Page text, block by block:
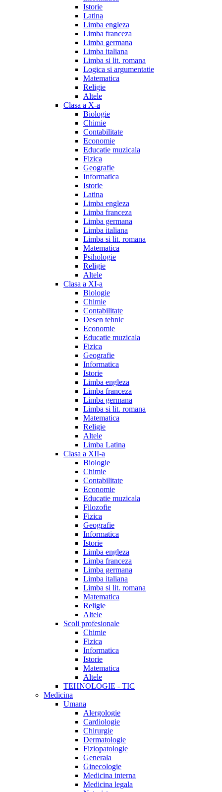
Istorie
Latina
Limba engleza
Limba franceza
Limba germana
Limba italiana
Limba si lit. romana
Logica si argumentatie
Matematica
Religie
Altele
Clasa a X-a
Biologie
Chimie
Contabilitate
Economie
Educatie muzicala
Fizica
Geografie
Informatica
Istorie
Latina
Limba engleza
Limba franceza
Limba germana
Limba italiana
Limba si lit. romana
Matematica
Psihologie
Religie
Altele
Clasa a XI-a
Biologie
Chimie
Contabilitate
Desen tehnic
Economie
Educatie muzicala
Fizica
Geografie
Informatica
Istorie
Limba engleza
Limba franceza
Limba germana
Limba si lit. romana
Matematica
Religie
Altele
Limba Latina
Clasa a XII-a
Biologie
Chimie
Contabilitate
Economie
Educatie muzicala
Filozofie
Fizica
Geografie
Informatica
Istorie
Limba engleza
Limba franceza
Limba germana
Limba italiana
Limba si lit. romana
Matematica
Religie
Altele
Scoli profesionale
Chimie
Fizica
Informatica
Istorie
Matematica
Altele
TEHNOLOGIE - TIC
Medicina
Umana
Alergologie
Cardiologie
Chirurgie
Dermatologie
Fiziopatologie
Generala
Ginecologie
Medicina interna
Medicina legala